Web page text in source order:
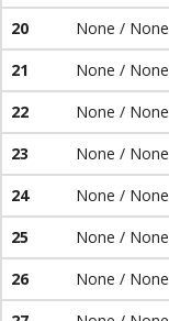
20
None / None
21
None / None
22
None / None
23
None / None
24
None / None
25
None / None
26
None / None